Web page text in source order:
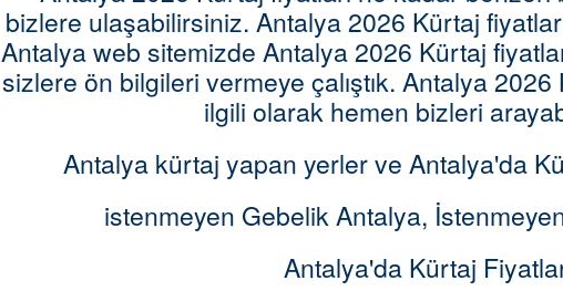
bizlere ulaşabilirsiniz. Antalya 2026 Kürtaj
Antalya web sitemizde Antalya 2026 Kürtaj
sizlere ön bilgileri vermeye çalıştık. Antalya
ilgili olarak hemen bizleri
Antalya kürtaj yapan yerler ve Antalya'da
istenmeyen Gebelik Antalya,
Antalya'da Kürtaj